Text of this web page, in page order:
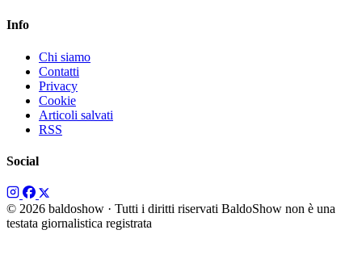
Info
Chi siamo
Contatti
Privacy
Cookie
Articoli salvati
RSS
Social
© 2026 baldoshow · Tutti i diritti riservati BaldoShow non è una
testata giornalistica registrata